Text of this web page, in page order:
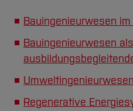
Bauingenieurwesen
Bauingenieurwesen als
Umweltingenieurwesen
Regenerative